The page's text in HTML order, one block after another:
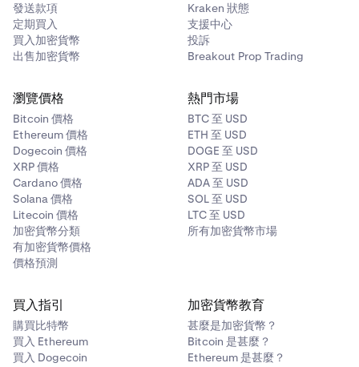
發送款項
定期買入
買入加密貨幣
出售加密貨幣
Kraken 狀態
支援中心
投訴
Breakout Prop Trading
瀏覽價格
Bitcoin 價格
Ethereum 價格
Dogecoin 價格
XRP 價格
Cardano 價格
Solana 價格
Litecoin 價格
加密貨幣分類
有加密貨幣價格
價格預測
熱門市場
BTC 至 USD
ETH 至 USD
DOGE 至 USD
XRP 至 USD
ADA 至 USD
SOL 至 USD
LTC 至 USD
所有加密貨幣市場
買入指引
購買比特幣
買入 Ethereum
買入 Dogecoin
加密貨幣教育
甚麼是加密貨幣？
Bitcoin 是甚麼？
Ethereum 是甚麼？